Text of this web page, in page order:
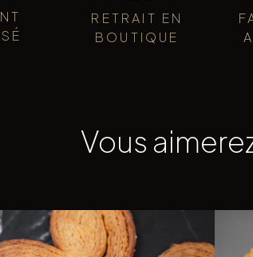
RETRAIT EN
BOUTIQUE
Vous